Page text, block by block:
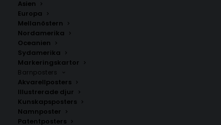
Asien
Europa
Mellanöstern
Nordamerika
Oceanien
Sydamerika
Markeringskartor
Barnposters
Akvarellposters
Illustrerade djur
Kunskapsposters
Namnposter
Patentposters
Handritad karta över Hällaryd i
Välj mellan fyra olika storlekar: 50×70 cm, 40×50 cm,
30×40 cm och 21×30 cm.
Blekinge län,Karlshamns kommun